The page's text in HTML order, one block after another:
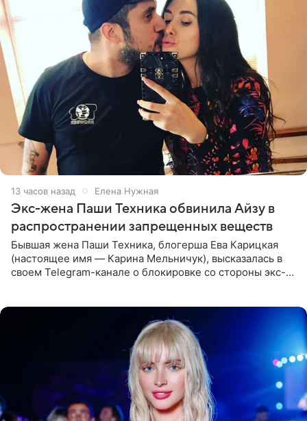
13 часов назад Елена Нужная
Экс-жена Паши Техника обвинила Айзу в
распространении запрещенных веществ
Бывшая жена Паши Техника, блогерша Ева Карицкая
(настоящее имя — Карина Мельничук), высказалась в
своем Telegram-канале о блокировке со стороны экс-